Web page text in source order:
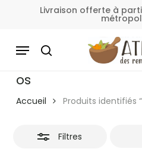
content
Livraison offerte à
SEARCH
MENU
os
Accueil Produits identifiés
Filtres